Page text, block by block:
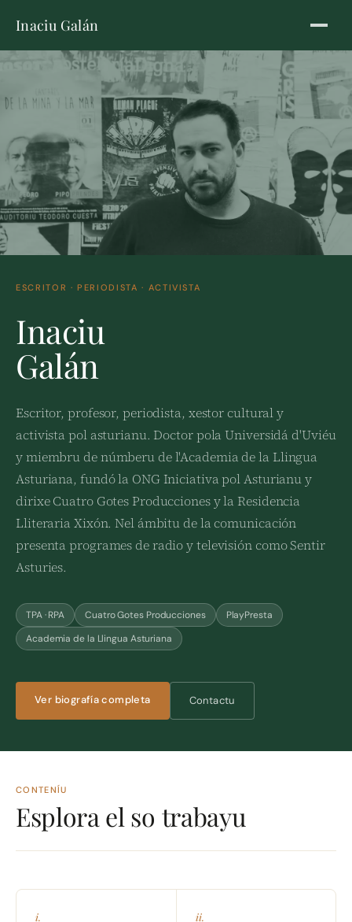
Inaciu Galán
ESCRITOR · PERIODISTA · ACTIVISTA
Inaciu
Galán
Escritor, profesor, periodista, xestor cultural y
activista pol asturianu. Doctor pola Universidá d'Uviéu
y miembru de númberu de l'Academia de la Llingua
Asturiana, fundó la ONG Iniciativa pol Asturianu y
dirixe Cuatro Gotes Producciones y la Residencia
Lliteraria Xixón. Nel ámbitu de la comunicación
presenta programes de radio y televisión como Sentir
Asturies.
TPA · RPA Cuatro Gotes Producciones
PlayPresta
Academia de la Llingua Asturiana
Ver biografía completa Contactu
CONTENÍU
Esplora el so trabayu
i. ii.